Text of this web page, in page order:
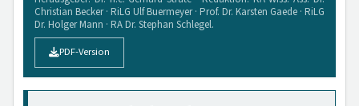
Christian Becker · RiLG Ulf Buermeyer · Prof. Dr. Karsten Gaede · RiLG
Dr. Holger Mann · RA Dr. Stephan Schlegel.
PDF-Version